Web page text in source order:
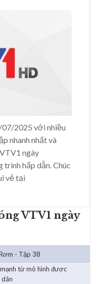
07/2025 với nhiều
nhanh nhất và
ngày
hấp dẫn. Chúc
vẻ tại
VTV1 ngày
- Tập 38
từ mô hình được